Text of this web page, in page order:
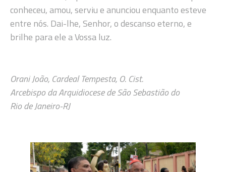
conheceu, amou, serviu e anunciou enquanto esteve
entre nós. Dai-lhe, Senhor, o descanso eterno, e
brilhe para ele a Vossa luz.
Orani João, Cardeal Tempesta, O. Cist.
Arcebispo da Arquidiocese de São Sebastião do
Rio de Janeiro-RJ